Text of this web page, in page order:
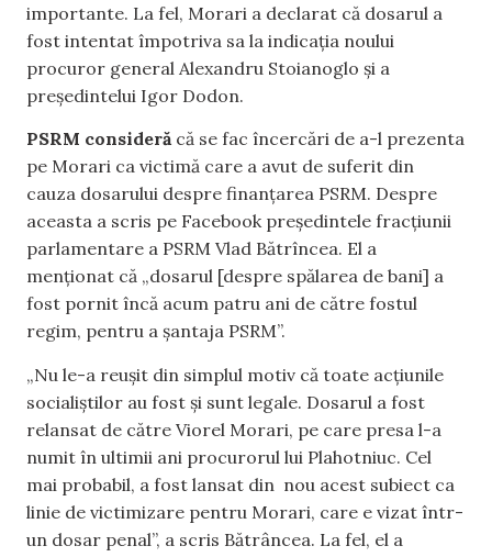
importante. La fel, Morari a declarat că dosarul a
fost intentat împotriva sa la indicația noului
procuror general Alexandru Stoianoglo și a
președintelui Igor Dodon.
PSRM considerăcă se fac încercări de a-l prezenta
pe Morari ca victimă care a avut de suferit din
cauza dosarului despre finanțarea PSRM. Despre
aceasta a scris pe Facebook președintele fracțiunii
parlamentare a PSRM Vlad Bătrîncea. El a
menționat că „dosarul [despre spălarea de bani] a
fost pornit încă acum patru ani de către fostul
regim, pentru a șantaja PSRM”.
„Nu le-a reușit din simplul motiv că toate acțiunile
socialiștilor au fost și sunt legale. Dosarul a fost
relansat de către Viorel Morari, pe care presa l-a
numit în ultimii ani procurorul lui Plahotniuc. Cel
mai probabil, a fost lansat din nou acest subiect ca
linie de victimizare pentru Morari, care e vizat într-
un dosar penal”, a scris Bătrâncea. La fel, el a